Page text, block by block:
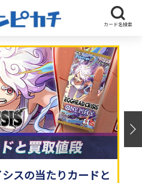
ドと買取値段相場
カードと買取値段相
スの当たりカードと
ンの当たりカードと
たりカードと買取値
位150枚の相場推移
クの当たりカード一
ーター！パック封入
ランキング100選！